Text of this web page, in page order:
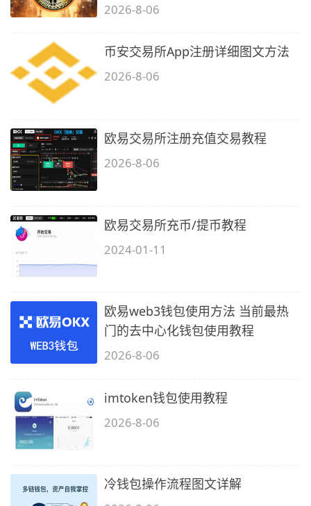
2026-8-06
币安交易所App注册详细图文方法
2026-8-06
欧易交易所注册充值交易教程
2026-8-06
欧易交易所充币/提币教程
2024-01-11
欧易web3钱包使用方法 当前最热
门的去中心化钱包使用教程
2026-8-06
imtoken钱包使用教程
2026-8-06
冷钱包操作流程图文详解